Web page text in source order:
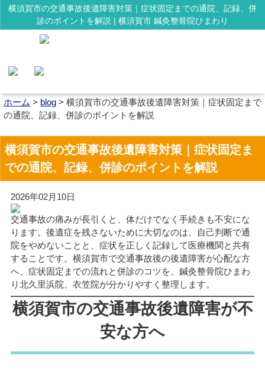
横須賀市の交通事故後遺障害対策｜症状固定までの通院、記録、併
診のポイントを解説 | 横須賀市 鍼灸整骨院ひまわり
ホーム > blog > 横須賀市の交通事故後遺障害対策｜症状固定まで
の通院、記録、併診のポイントを解説
横須賀市の交通事故後遺障害対策｜症状固定ま
での通院、記録、併診のポイントを解説
2026年02月10日
交通事故の痛みが長引くと、体だけでなく手続きも不安にな
ります。後遺症を残さないために大切なのは、自己判断で通
院をやめないことと、症状を正しく記録して医療機関と共有
することです。横須賀市で交通事故後の後遺障害が心配な方
へ、症状固定までの流れと併診のコツを、鍼灸整骨院ひまわ
り北久里浜院、衣笠院が分かりやすく整理します。
横須賀市の交通事故後遺障害が不
安な方へ